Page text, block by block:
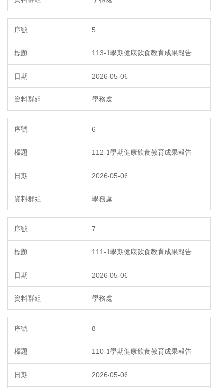
5
113-1學期健康飲食教育成果報告
2026-05-06
學務處
6
112-1學期健康飲食教育成果報告
2026-05-06
學務處
7
111-1學期健康飲食教育成果報告
2026-05-06
學務處
8
110-1學期健康飲食教育成果報告
2026-05-06